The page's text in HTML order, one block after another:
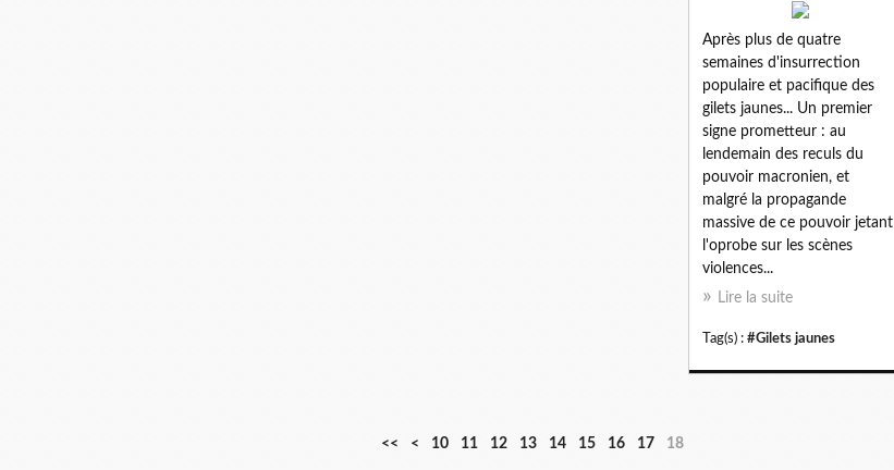
Après plus de quatre
semaines d'insurrection
populaire et pacifique des
gilets jaunes... Un premier
signe prometteur : au
lendemain des reculs du
pouvoir macronien, et
malgré la propagande
massive de ce pouvoir jetant
l'oprobe sur les scènes
violences...
Lire la suite
Tag(s) : #Gilets jaunes
<< < 10 11 12 13 14 15 16 17 18